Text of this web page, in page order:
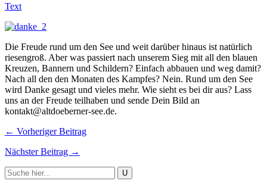
Text
Die Freude rund um den See und weit darüber hinaus ist natürlich
riesengroß. Aber was passiert nach unserem Sieg mit all den blauen
Kreuzen, Bannern und Schildern? Einfach abbauen und weg damit?
Nach all den den Monaten des Kampfes? Nein. Rund um den See
wird Danke gesagt und vieles mehr. Wie sieht es bei dir aus? Lass
uns an der Freude teilhaben und sende Dein Bild an
kontakt@altdoeberner-see.de.
← Vorheriger Beitrag
Nächster Beitrag →